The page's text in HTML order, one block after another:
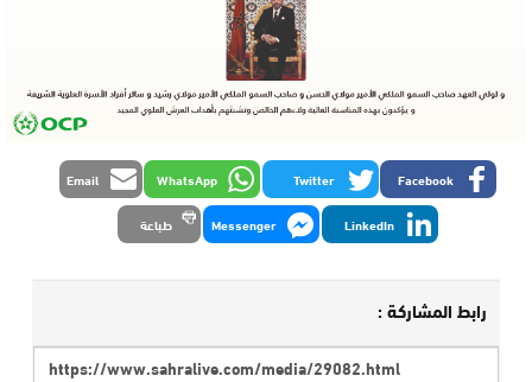
Facebook
Twitter
WhatsApp
Email
LinkedIn
Messenger طباعة
رابط المشاركة :